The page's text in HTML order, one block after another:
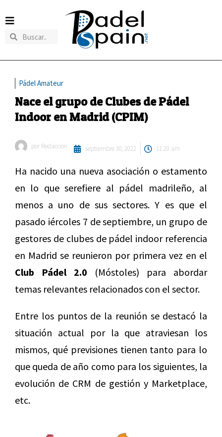
Pádel Amateur
Nace el grupo de Clubes de Pádel
Indoor en Madrid (CPIM)
por Redaccion septiembre 30, 2022 11:20 am
Ha nacido una nueva asociación o estamento
en lo que serefiere al pádel madrileño, al
menos a uno de sus sectores. Y es que el
pasado iércoles 7 de septiembre, un grupo de
gestores de clubes de pádel indoor referencia
en Madrid se reunieron por primera vez en el
Club Pádel 2.0 (Móstoles) para abordar
temas relevantes relacionados con el sector.
Entre los puntos de la reunión se destacó la
situación actual por la que atraviesan los
mismos, qué previsiones tienen tanto para lo
que queda de año como para los siguientes, la
evolución de CRM de gestión y Marketplace,
etc.